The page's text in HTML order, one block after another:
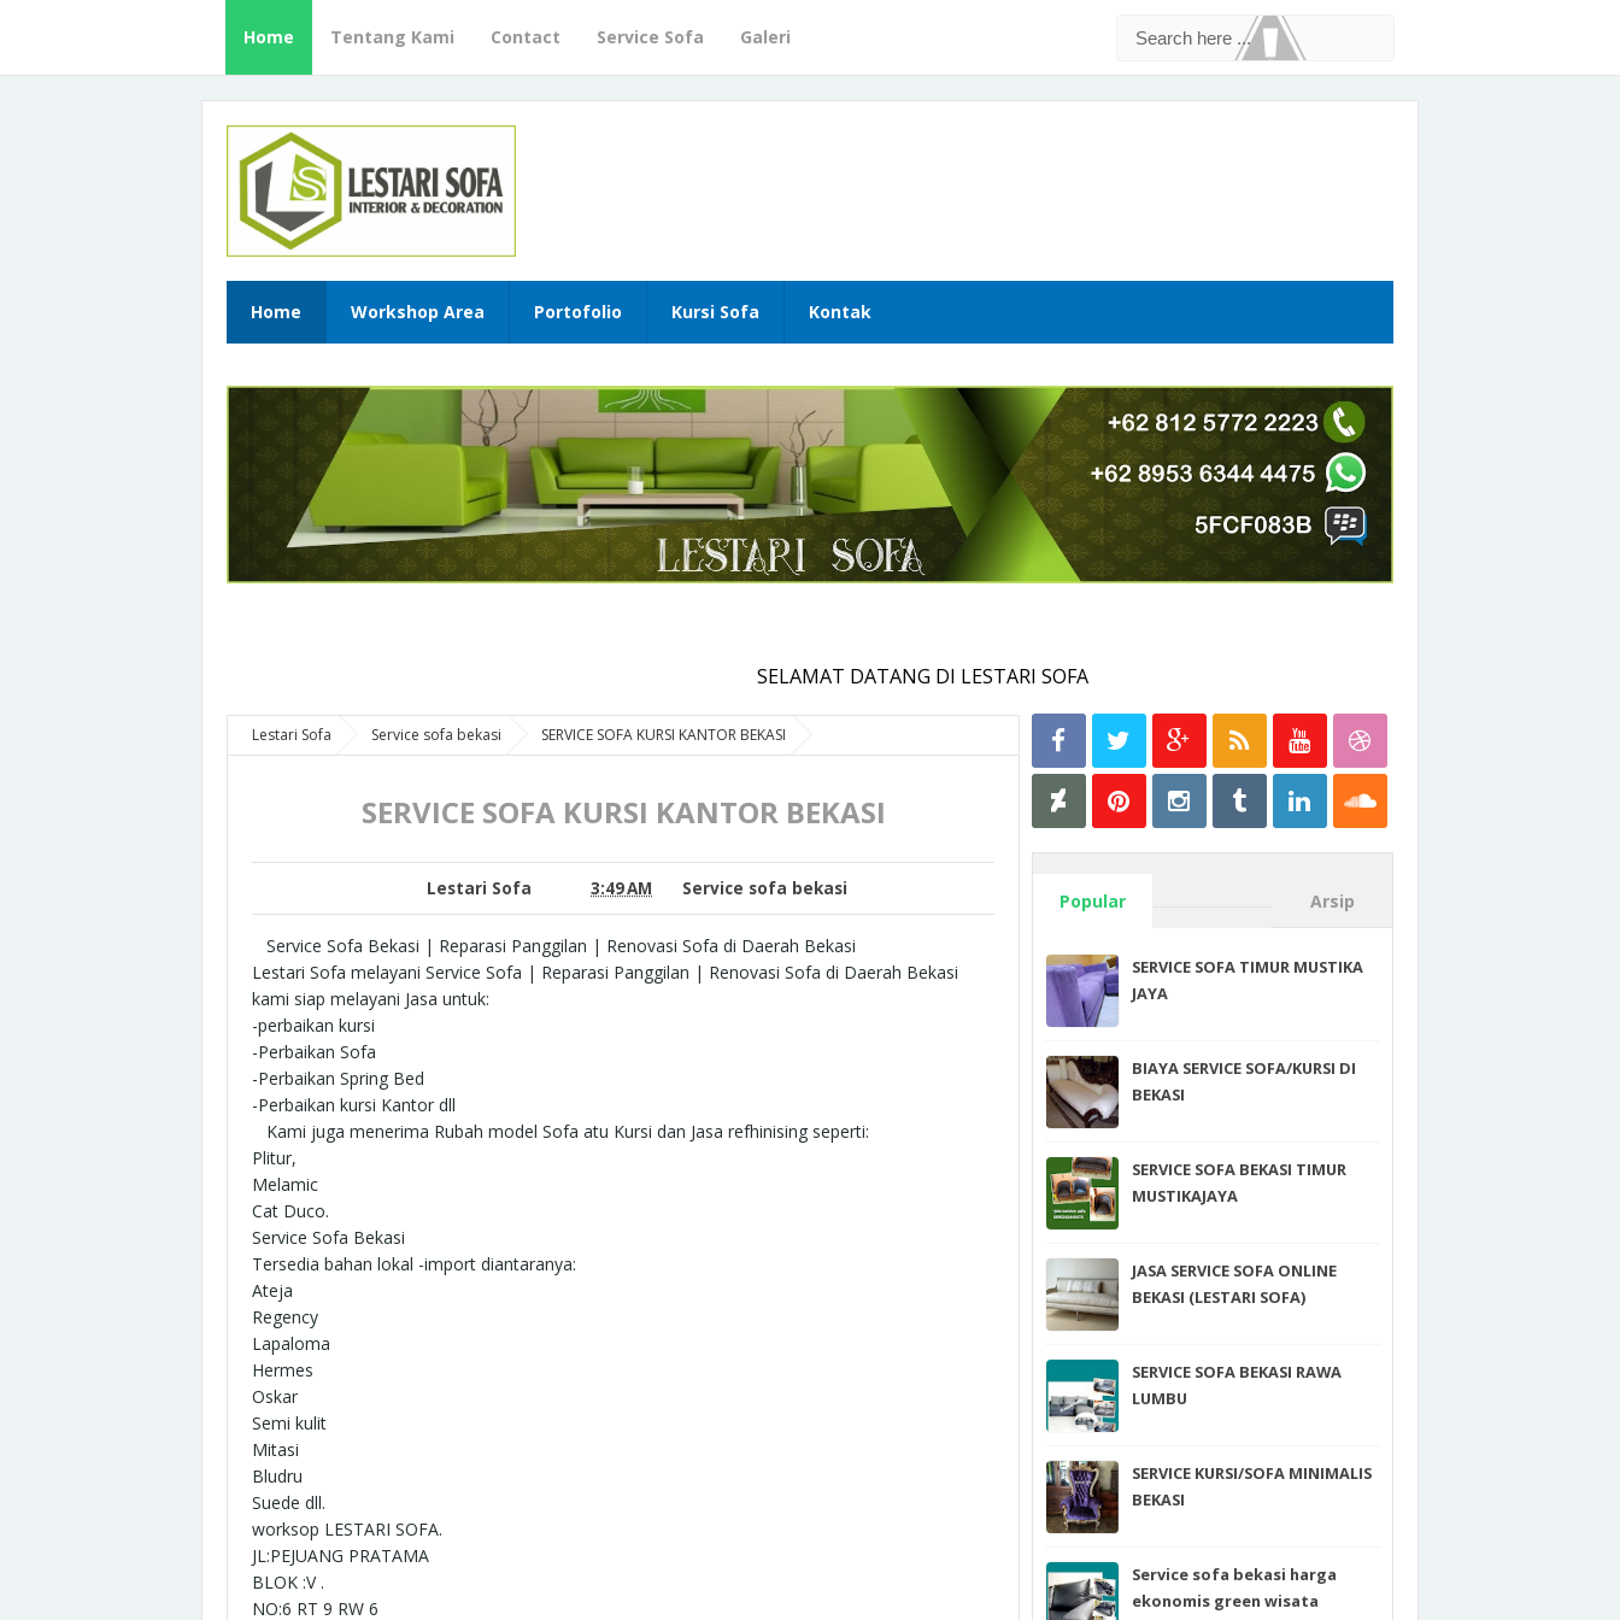
Home Tentang Kami Contact Service Sofa Galeri
Home Workshop Area Portofolio Kursi Sofa Kontak
SELAMAT DATANG DI LESTARI SOFA
Lestari Sofa Service sofa bekasi SERVICE SOFA KURSI KANTOR BEKASI
SERVICE SOFA KURSI KANTOR BEKASI
Lestari Sofa 3:49 AM Service sofa bekasi
Service Sofa Bekasi | Reparasi Panggilan | Renovasi Sofa di Daerah Bekasi
Lestari Sofa melayani Service Sofa | Reparasi Panggilan | Renovasi Sofa di Daerah Bekasi
kami siap melayani Jasa untuk:
-perbaikan kursi
-Perbaikan Sofa
-Perbaikan Spring Bed
-Perbaikan kursi Kantor dll
Kami juga menerima Rubah model Sofa atu Kursi dan Jasa refhinising seperti:
Plitur,
Melamic
Cat Duco.
Service Sofa Bekasi
Tersedia bahan lokal -import diantaranya:
Ateja
Regency
Lapaloma
Hermes
Oskar
Semi kulit
Mitasi
Bludru
Suede dll.
worksop LESTARI SOFA.
JL:PEJUANG PRATAMA
BLOK :V .
NO:6 RT 9 RW 6
Popular Arsip
SERVICE SOFA TIMUR MUSTIKA
JAYA
BIAYA SERVICE SOFA/KURSI DI
BEKASI
SERVICE SOFA BEKASI TIMUR
MUSTIKAJAYA
JASA SERVICE SOFA ONLINE
BEKASI (LESTARI SOFA)
SERVICE SOFA BEKASI RAWA
LUMBU
SERVICE KURSI/SOFA MINIMALIS
BEKASI
Service sofa bekasi harga
ekonomis green wisata